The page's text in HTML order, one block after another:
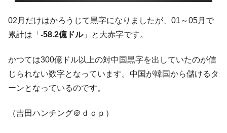
02月だけはかろうじて黒字になりましたが、01～05月で
累計は「 -58.2億ドル」と大赤字です。
かつては300億ドル以上の対中国黒字を出していたのが信
じられない数字となっています。中国が韓国から儲けるタ
ーンとなっているのです。
（吉田ハンチング＠ｄｃｐ）